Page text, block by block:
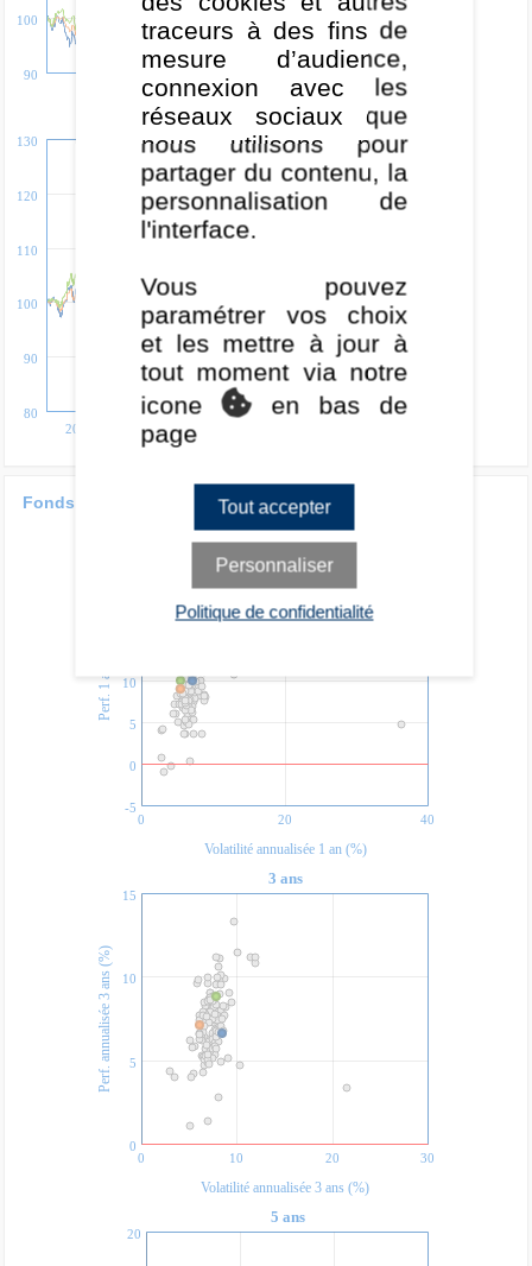
2025 2026
90
100
5 ans
2022
80
90
100
110
120
130
Fonds versus catégorie
1 an
-5
0
5
10
P
e
r
f
.
1
a
n
(
%
)
0 20 40
Volatilité annualisée 1 an (%)
3 ans
0
5
10
15
Perf. annualisée 3 ans (%)
0 10 20 30
Volatilité annualisée 3 ans (%)
5 ans
20
traceurs à des fins de
mesure d’audience,
connexion avec les
réseaux sociaux que
nous utilisons pour
partager du contenu, la
personnalisation de
l'interface.
Vous pouvez
paramétrer vos choix
et les mettre à jour à
tout moment via notre
icone
en bas de
page
Tout accepter
Personnaliser
Politique de confidentialité